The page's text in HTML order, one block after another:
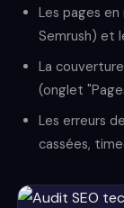
Les pages
Semrush) et
La
(onglet
Les erreurs
cassées,